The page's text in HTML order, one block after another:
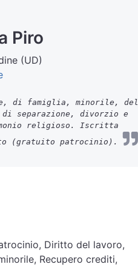
Piro
(UD)
di famiglia, minorile, del
separazione, divorzio e
religioso. Iscritta
(gratuito patrocinio).
Diritto del lavoro,
Recupero crediti,